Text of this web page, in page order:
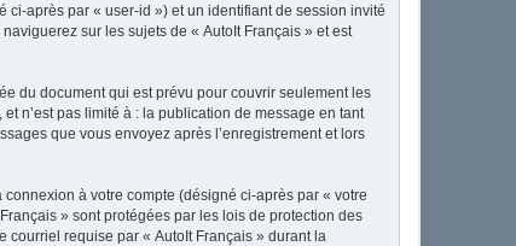
après par « user-id ») et un identifiant de session invité
sur les sujets de « AutoIt Français » et est
du document qui est prévu pour couvrir seulement les
n’est pas limité à : la publication de message en tant
que vous envoyez après l’enregistrement et lors
à votre compte (désigné ci-après par « votre
» sont protégées par les lois de protection des
courriel requise par « AutoIt Français » durant la